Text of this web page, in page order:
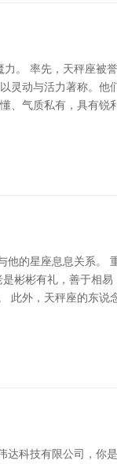
。 率先，天秤座被
灵动与活力著称。他
、气质私有，具有锐
的星座息息关系。
彬彬有礼，善于相
此外，天秤座的东说
达科技有限公司，你